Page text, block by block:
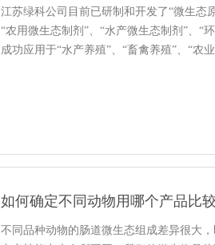
江苏绿科公司目前已研制和开发了“微生态
“农用微生态制剂”、“水产微生态制剂”、“
成功应用于“水产养殖”、“畜禽养殖”、“农
如何确定不同动物用哪个产品比
不同品种动物的肠道微生态组成差异很大